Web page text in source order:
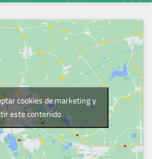
cookies de marketing y
este contenido